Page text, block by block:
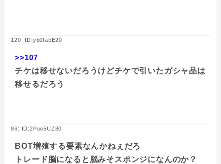
120: ID:yb0fabE20
>>107
チケは移せないだろうけどチケで引いたガシャ品は
移せるだろう
86: ID:2Puo5UZ80
BOT増殖する要素なんかねぇだろ
トレード脳になると脳みそスポンジになんのか？